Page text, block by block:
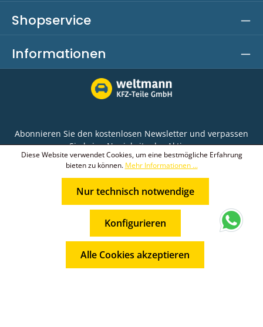
Shopservice
Informationen
Abonnieren Sie den kostenlosen Newsletter und verpassen
Sie keine Neuigkeit oder Aktion.
E-Mail-Adresse*
Datenschutzbestimmungenzur
Kenntnis genommen und dieAGBgelesen und bin
mit ihnen einverstanden.
Die mit einem Stern (*) markierten Felder sind
© 2026 Weltmann KFZ-Teile GmbH
* Alle Preise inkl. gesetzl. Mehrwertsteuer zzgl.
und ggf. Nachnahmegebühren, wenn nicht
anders angegeben.
Diese Website verwendet Cookies, um eine bestmögliche Erfahrung
bieten zu können. Mehr Informationen ...
Nur technisch notwendige
Konfigurieren
Alle Cookies akzeptieren